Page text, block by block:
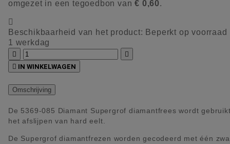
omgezet in een tegoedbon van€ 0,60.

Beschikbaarheid van het product: Beperkt op voorraad
1 werkdag


 IN WINKELWAGEN
Omschrijving
De 5369-085 Diamant Supergrof diamantfrees wordt
het afslijpen van hard eelt.
De Supergrof diamantfrezen worden gecodeerd met één